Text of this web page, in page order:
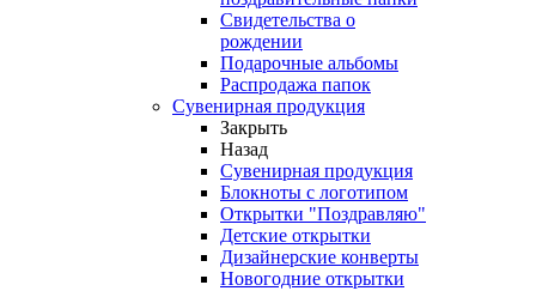
Свидетельства о
рождении
Подарочные альбомы
Распродажа папок
Сувенирная продукция
Закрыть
Назад
Сувенирная продукция
Блокноты с логотипом
Открытки "Поздравляю"
Детские открытки
Дизайнерские конверты
Новогодние открытки